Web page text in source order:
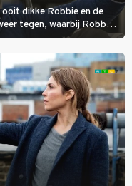
dikke Robbie en de
tegen, waarbij Robbie,
de CIA, Calvins hulp